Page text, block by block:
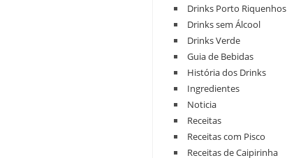
Drinks Porto Riquenhos
Drinks sem Álcool
Drinks Verde
Guia de Bebidas
História dos Drinks
Ingredientes
Noticia
Receitas
Receitas com Pisco
Receitas de Caipirinha